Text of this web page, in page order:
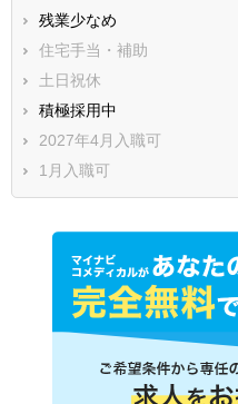
残業少なめ
住宅手当・補助
土日祝休
積極採用中
2027年4月入職可
1月入職可